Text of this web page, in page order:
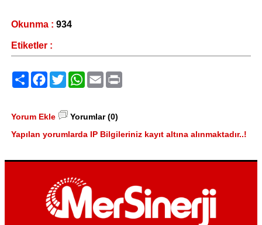
Okunma : 934
Etiketler :
PaylaşFacebook
TwitterWhatsApp
Email
Yorum Ekle
Yorumlar (0)
Yapılan yorumlarda IP Bilgileriniz kayıt altına alınmaktadır..!